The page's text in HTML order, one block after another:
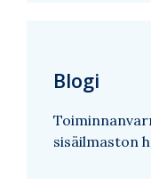
Blogi
sisäilmaston